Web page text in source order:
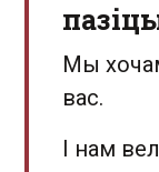
Мы
вас.
І нам